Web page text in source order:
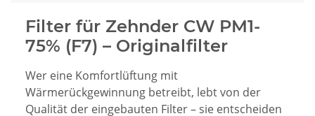
Filter für Zehnder CW PM1-
75% (F7) – Originalfilter
Wer eine Komfortlüftung mit
Wärmerückgewinnung betreibt, lebt von der
Qualität der eingebauten Filter – sie entscheiden